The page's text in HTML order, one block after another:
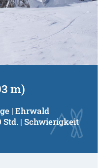
m)
| Ehrwald
Std. | Schwierigkeit